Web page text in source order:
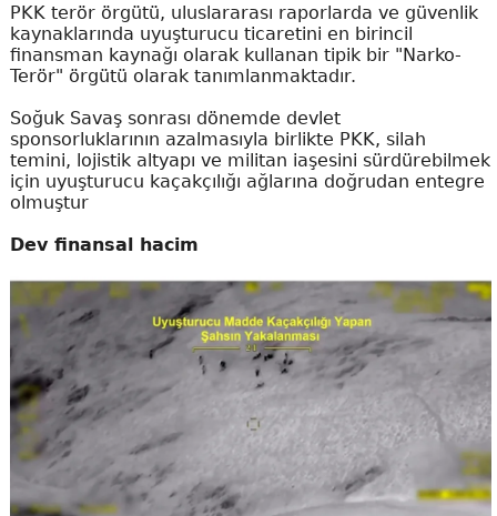
PKK terör örgütü, uluslararası raporlarda ve güvenlik
kaynaklarında uyuşturucu ticaretini en birincil
finansman kaynağı olarak kullanan tipik bir "Narko-
Terör" örgütü olarak tanımlanmaktadır.
Soğuk Savaş sonrası dönemde devlet
sponsorluklarının azalmasıyla birlikte PKK, silah
temini, lojistik altyapı ve militan iaşesini sürdürebilmek
için uyuşturucu kaçakçılığı ağlarına doğrudan entegre
olmuştur
Dev finansal hacim